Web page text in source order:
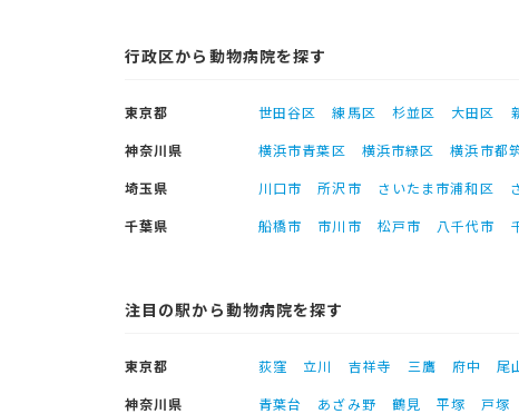
行政区から動物病院を探す
東京都 世田谷区 練馬区 杉並区 大田区
神奈川県
横浜市青葉区 横浜市緑区 横浜市都
埼玉県
川口市 所沢市 さいたま市浦和区
千葉県
船橋市 市川市 松戸市 八千代市
注目の駅から動物病院を探す
東京都 荻窪 立川 吉祥寺 三鷹 府中 尾
神奈川県
青葉台 あざみ野 鶴見 平塚 戸塚